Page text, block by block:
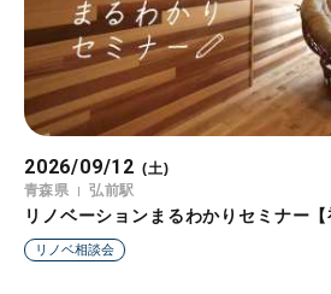
2026/09/12 (土)
青森県
弘前駅
リノベーションまるわかりセミナー【
リノベ相談会